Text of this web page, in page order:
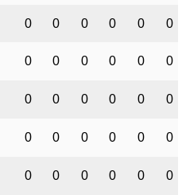
0 0 0 0 0 0
0 0 0 0 0 0
0 0 0 0 0 0
0 0 0 0 0 0
0 0 0 0 0 0